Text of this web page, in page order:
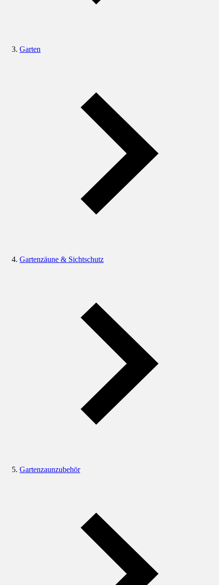
Garten
Gartenzäune & Sichtschutz
Gartenzaunzubehör